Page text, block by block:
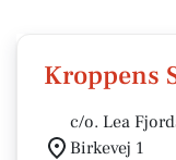
Kroppens
c/o. Lea
Birkevej 1